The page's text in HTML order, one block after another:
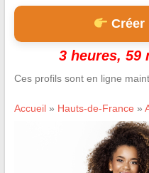
Créer
3 heures, 59
Ces profils sont en ligne
Accueil» Hauts-de-France »